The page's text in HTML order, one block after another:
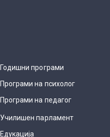
Годишни програми
Програми на психолог
Програми на педагог
Училишен парламент
Едукација